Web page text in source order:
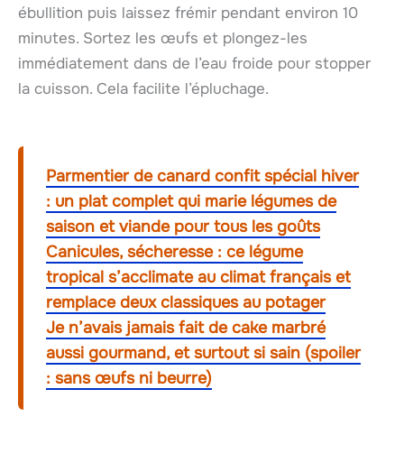
ébullition puis laissez frémir pendant environ 10
minutes. Sortez les œufs et plongez-les
immédiatement dans de l’eau froide pour stopper
la cuisson. Cela facilite l’épluchage.
Parmentier de canard confit spécial hiver
: un plat complet qui marie légumes de
saison et viande pour tous les goûts
Canicules, sécheresse : ce légume
tropical s’acclimate au climat français et
remplace deux classiques au potager
Je n’avais jamais fait de cake marbré
aussi gourmand, et surtout si sain (spoiler
: sans œufs ni beurre)